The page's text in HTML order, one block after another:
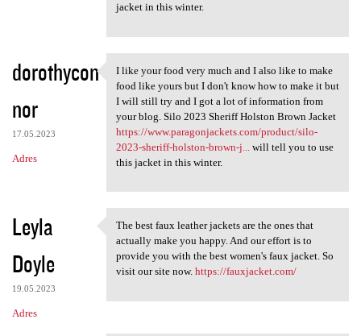
jacket in this winter.
dorothycon
nor
17.05.2023
Adres
I like your food very much
I like your food very much and I also like to make
food like yours but I don't know how to make it but
I will still try and I got a lot of information from
your blog. Silo 2023 Sheriff Holston Brown Jacket
https://www.paragonjackets.com/product/silo-
2023-sheriff-holston-brown-j...
will tell you to use
this jacket in this winter.
Leyla
Doyle
19.05.2023
Adres
The best faux leather jackets
The best faux leather jackets are the ones that
actually make you happy. And our effort is to
provide you with the best women's faux jacket. So
visit our site now. https://fauxjacket.com/